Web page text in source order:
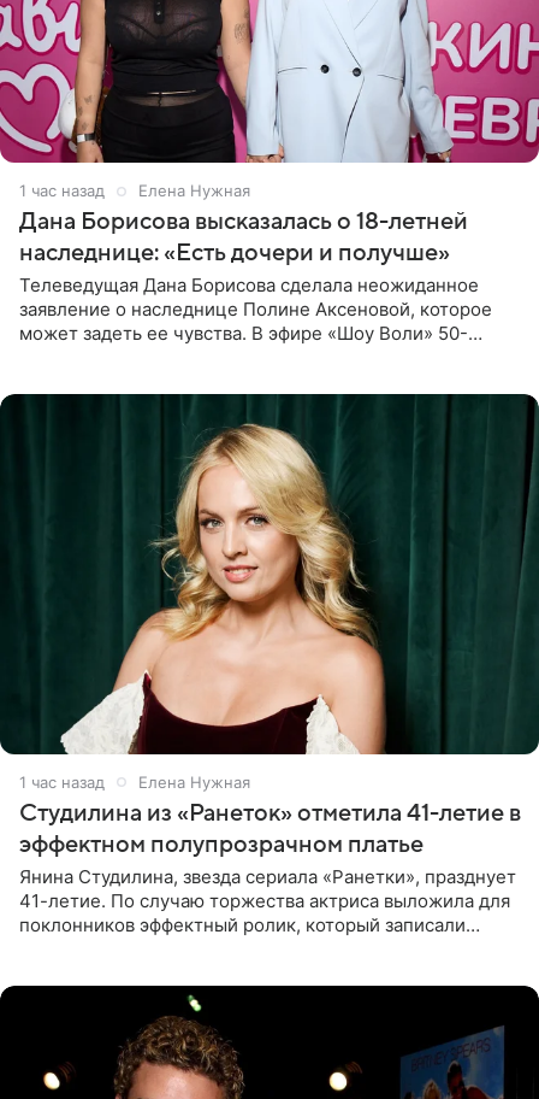
1 час назад Елена Нужная
Дана Борисова высказалась о 18-летней
наследнице: «Есть дочери и получше»
Телеведущая Дана Борисова сделала неожиданное
заявление о наследнице Полине Аксеновой, которое
может задеть ее чувства. В эфире «Шоу Воли» 50-
1 час назад Елена Нужная
Студилина из «Ранеток» отметила 41-летие в
эффектном полупрозрачном платье
Янина Студилина, звезда сериала «Ранетки», празднует
41-летие. По случаю торжества актриса выложила для
поклонников эффектный ролик, который записали